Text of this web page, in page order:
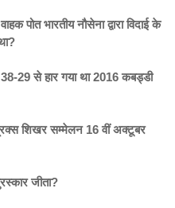
पोत भारतीय नौसेना द्वारा विदाई के
29 से हार गया था 2016 कबड्डी
शिखर सम्मेलन 16 वीं अक्टूबर
जीता?